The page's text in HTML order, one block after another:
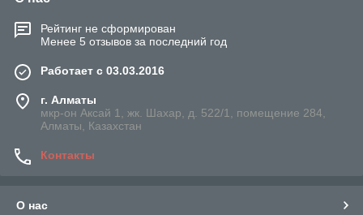
Рейтинг не сформирован
Менее 5 отзывов за последний год
Работает с 03.03.2016
г. Алматы
мкр-он Аксай 1, жк. Шахар, д. 522/1, помещение 284,
Алматы, Казахстан
Контакты
О нас